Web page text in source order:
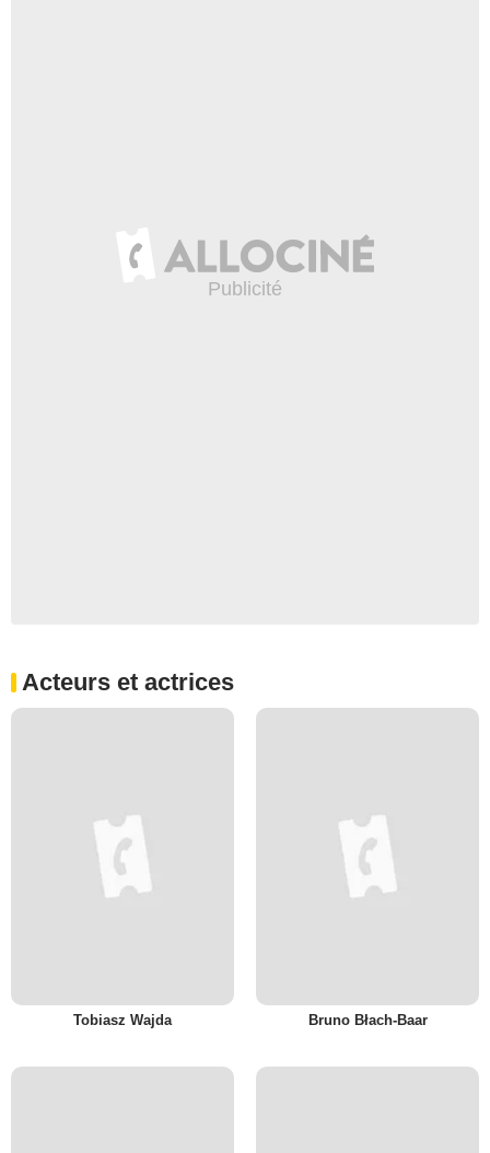
Acteurs et actrices
Tobiasz Wajda Bruno Błach-Baar